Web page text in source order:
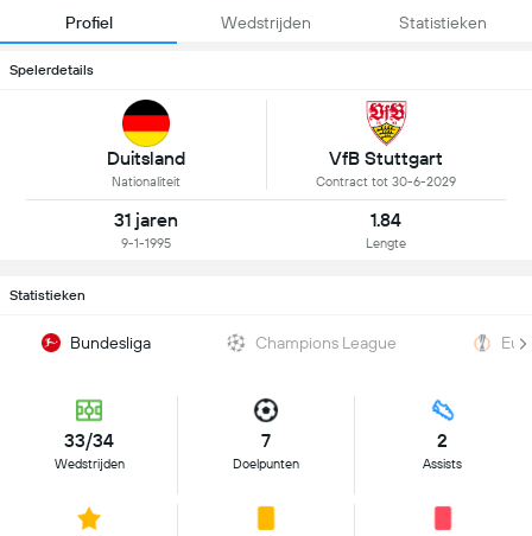
Profiel Wedstrijden Statistieken
Spelerdetails
Duitsland
Nationaliteit
VfB Stuttgart
Contract tot 30-6-2029
31 jaren
9-1-1995
1.84
Lengte
Statistieken
Bundesliga Champions League
33/34
Wedstrijden
7
Doelpunten
2
Assists